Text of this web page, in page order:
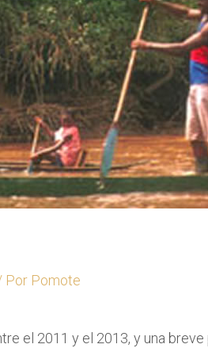
Por Pomote
el 2011 y el 2013, y una